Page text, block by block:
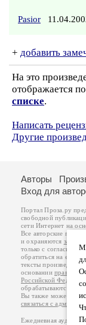
Pasior
+ добавить
На это
отображается
списке.
Написать
Другие
Авторы
Вход для
Портал Проза.ру
свободной
сети Интернет на
Все авторские права
и охраняются законом
только с согласия
обратиться на его
тексты произведений
основанииправил
Российской
обрабатываются на
Вы также можете
связаться с
Ежедневная